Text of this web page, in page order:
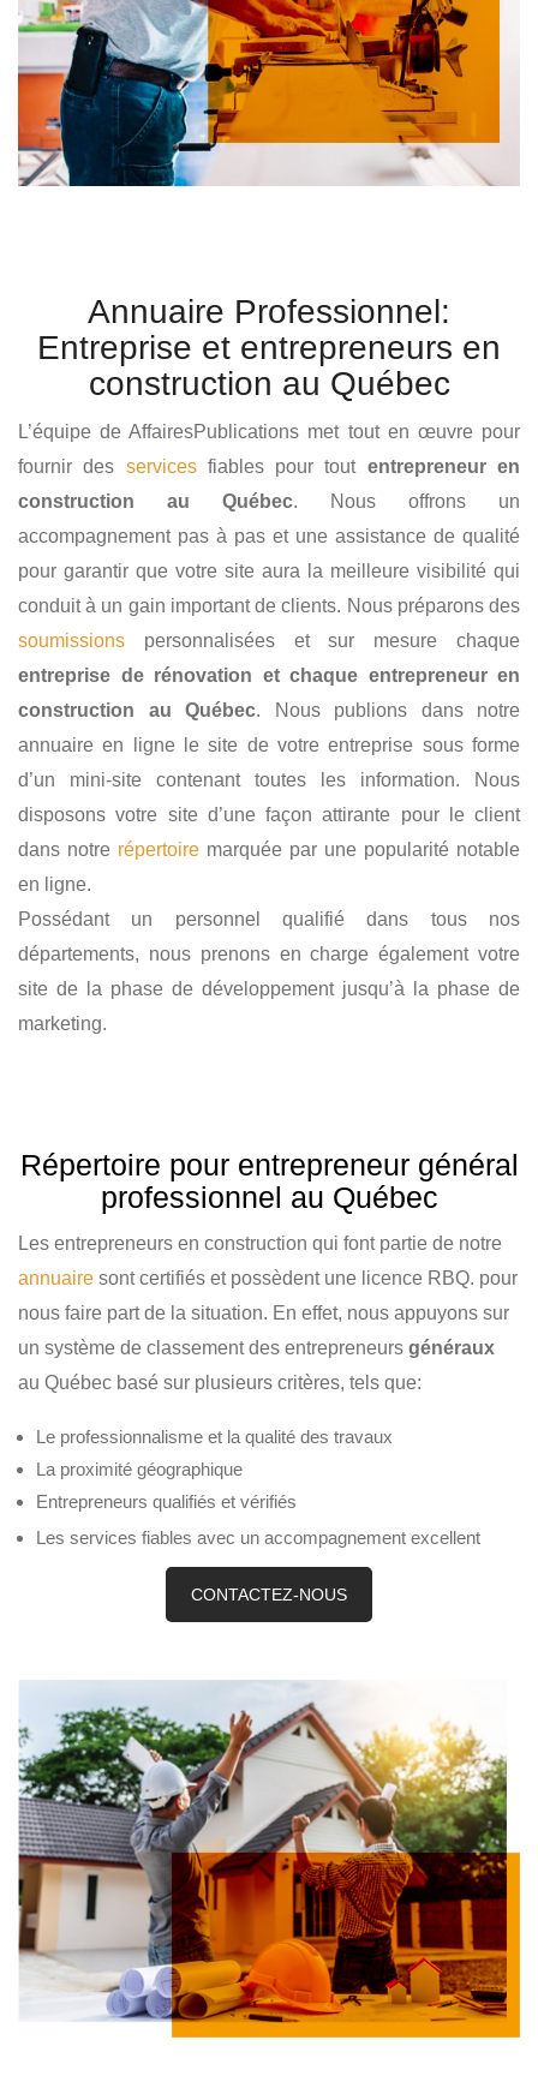
Annuaire Professionnel:
Entreprise et entrepreneurs en
construction au Québec
L’équipe de AffairesPublications met tout en œuvre pour
fournir des servicesfiables pour tout entrepreneur en
construction au Québec. Nous offrons un
accompagnement pas à pas et une assistance de qualité
pour garantir que votre site aura la meilleure visibilité qui
conduit à un gain important de clients. Nous préparons des
soumissions personnalisées et sur mesure chaque
entreprise de rénovation et chaque entrepreneur en
construction au Québec. Nous publions dans notre
annuaire en ligne le site de votre entreprise sous forme
d’un mini-site contenant toutes les information. Nous
disposons votre site d’une façon attirante pour le client
dans notre répertoire marquée par une popularité notable
en ligne.
Possédant un personnel qualifié dans tous nos
départements, nous prenons en charge également votre
site de la phase de développement jusqu’à la phase de
marketing.
Répertoire pour entrepreneur général
professionnel au Québec
Les entrepreneurs en construction qui font partie de notre
annuaire sont certifiés et possèdent une licence RBQ. pour
nous faire part de la situation. En effet, nous appuyons sur
un système de classement des entrepreneurs généraux
au Québec basé sur plusieurs critères, tels que:
Le professionnalisme et la qualité des travaux
La proximité géographique
Entrepreneurs qualifiés et vérifiés
Les services fiables avec un accompagnement excellent
CONTACTEZ-NOUS